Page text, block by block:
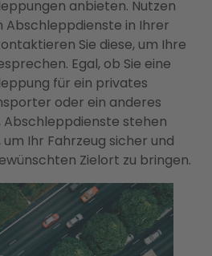
anbieten. Nutzen
Abschleppdienste in Ihrer
Sie diese, um Ihre
Egal, ob Sie eine
für ein privates
oder ein anderes
Abschleppdienste stehen
Ihr Fahrzeug sicher und
Zielort zu bringen.